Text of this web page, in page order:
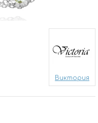
Виктория